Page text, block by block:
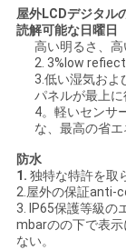
屋外LCDデジタル
読解可能な日曜日
高い明るさ、
2. 3%low
3.低い湿気およ
パネルが最上
4。軽いセンサ
な、最高の省エ
防水
1. 独特な特許を取
2.屋外の保証anti-
3. IP65保護等級の
mbarのの下で表示
ない。